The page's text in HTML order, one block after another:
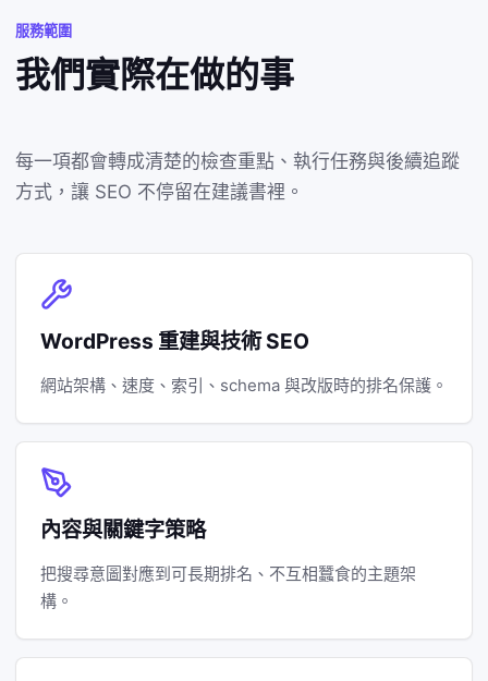
服務範圍
我們實際在做的事
每一項都會轉成清楚的檢查重點、執行任務與後續追蹤
方式，讓 SEO 不停留在建議書裡。
WordPress 重建與技術 SEO
網站架構、速度、索引、schema 與改版時的排名保護。
內容與關鍵字策略
把搜尋意圖對應到可長期排名、不互相蠶食的主題架
構。